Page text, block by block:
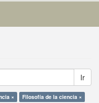
Ir
×
Filosofía de la ciencia ×